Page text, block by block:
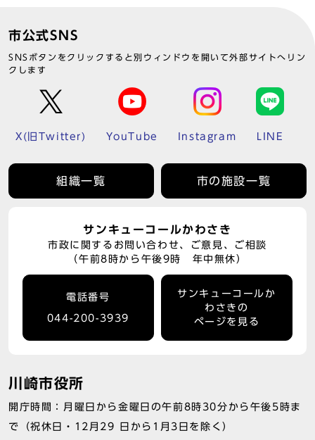
市公式SNS
SNSボタンをクリックすると別ウィンドウを開いて外部サイトへリン
クします
X(旧Twitter) YouTube Instagram LINE
組織一覧 市の施設一覧
サンキューコールかわさき
市政に関するお問い合わせ、ご意見、ご相談
（午前8時から午後9時 年中無休）
電話番号
044-200-3939
サンキューコールか
わさきの
ページを見る
川崎市役所
開庁時間：月曜日から金曜日の午前8時30分から午後5時ま
で（祝休日・12月29 日から1月3日を除く）